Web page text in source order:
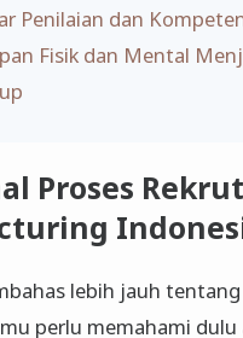
Penilaian dan
Fisik dan Mental
Proses
lebih jauh
perlu memahami